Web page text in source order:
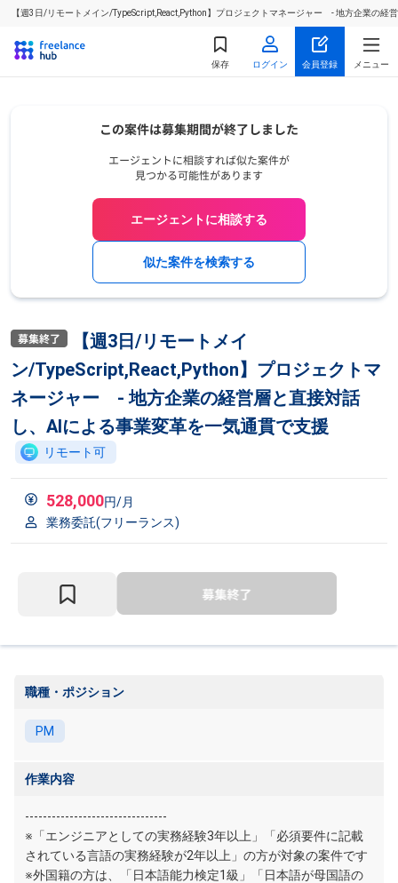
【週3日/リモートメイン/TypeScript,React,Python】プロジェクトマネージャー - 地方企業の
保存 ログイン 会員登録 メニュー
エージェントに相談する
似た案件を検索する
【週3日/リモートメイ
ン/TypeScript,React,Python】プロジェクトマ
ネージャー - 地方企業の経営層と直接対話
し、AIによる事業変革を一気通貫で支援
リモート可
528,000円/月
業務委託(フリーランス)
職種・ポジション
PM
作業内容
--------------------------------
※「エンジニアとしての実務経験3年以上」「必須要件に記載
されている言語の実務経験が2年以上」の方が対象の案件です
※外国籍の方は、「日本語能力検定1級」「日本語が母国語の